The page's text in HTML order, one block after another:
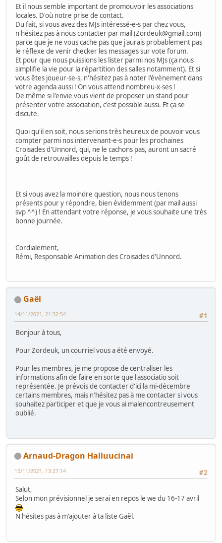
Et il nous semble important de promouvoir les associations
locales. D'où notre prise de contact.
Du fait, si vous avez des MJs intéressé-e-s par chez vous,
n'hésitez pas à nous contacter par mail (Zordeuk@gmail.com)
parce que je ne vous cache pas que j'aurais probablement pas
le réflexe de venir checker les messages sur vote forum.
Et pour que nous puissions les lister parmi nos MJs (ça nous
simplifie la vie pour la répartition des salles notamment). Et si
vous êtes joueur-se-s, n'hésitez pas à noter l'évènement dans
votre agenda aussi ! On vous attend nombreu-x-ses !
De même si l'envie vous vient de proposer un stand pour
présenter votre association, c'est possible aussi. Et ça se
discute.
Quoi qu'il en soit, nous serions très heureux de pouvoir vous
compter parmi nos intervenant-e-s pour les prochaines
Croisades d'Unnord, qui, ne le cachons pas, auront un sacré
goût de retrouvailles depuis le temps !
Et si vous avez la moindre question, nous nous tenons
présents pour y répondre, bien évidemment (par mail aussi
svp ^^) ! En attendant votre réponse, je vous souhaite une très
bonne journée.
Cordialement,
Rémi, Responsable Animation des Croisades d'Unnord.
Gaël
#1
14/11/2021, 21:32:54
Bonjour à tous,
Pour Zordeuk, un courriel vous a été envoyé.
Pour les membres, je me propose de centraliser les
informations afin de faire en sorte que l'associatio soit
représentée. Je prévois de contacter d'ici la mi-décembre
certains membres, mais n'hésitez pas à me contacter si vous
souhaitez participer et que je vous ai malencontreusement
oublié.
Arnaud-Dragon Halluucinai
#2
15/11/2021, 13:27:14
Salut,
Selon mon prévisionnel je serai en repos le we du 16-17 avril
N'hésites pas à m'ajouter à ta liste Gaël.